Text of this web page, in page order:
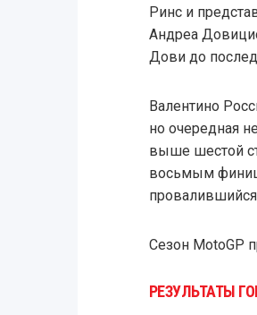
Ринс и
Андреа
Дови до
Валентино
но очередная
выше шестой
восьмым
провалившийся
Сезон MotoGP
РЕЗУЛЬТАТЫ